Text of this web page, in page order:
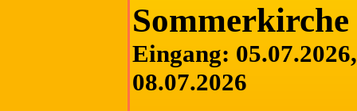
Eingang:
08.07.2026